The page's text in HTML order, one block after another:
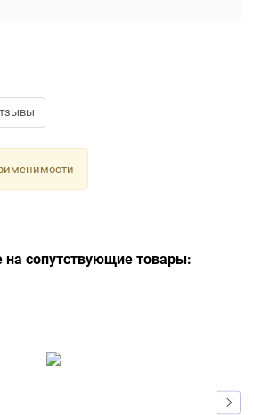
на сопутствующие товары: